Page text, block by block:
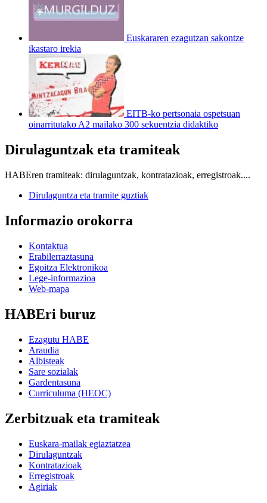
Euskararen ezagutzan sakontze
ikastaro irekia
EITB-ko pertsonaia ospetsuan
oinarritutako A2 mailako 300 sekuentzia didaktiko
Dirulaguntzak eta tramiteak
HABEren tramiteak: dirulaguntzak, kontratazioak, erregistroak....
Dirulaguntza eta tramite guztiak
Informazio orokorra
Kontaktua
Erabilerraztasuna
Egoitza Elektronikoa
Lege-informazioa
Web-mapa
HABEri buruz
Ezagutu HABE
Araudia
Albisteak
Sare sozialak
Gardentasuna
Curriculuma (HEOC)
Zerbitzuak eta tramiteak
Euskara-mailak egiaztatzea
Dirulaguntzak
Kontratazioak
Erregistroak
Agiriak